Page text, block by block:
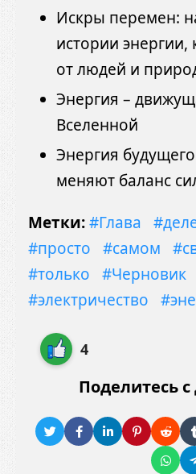
Искры перемен:
истории
от людей и
Энергия –
Вселенной
Энергия
меняют баланс
Метки:#Глава
#просто
#самом
#только
#Черновик
#электричество
4
Поделитесь